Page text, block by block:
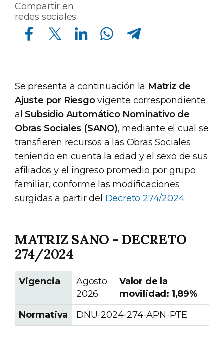
Compartir en
redes sociales
Compartir en Facebook Compartir en Twitter Compartir en Linkedin Compartir en Whatsapp Compartir en Telegram
Se presenta a continuación la Matriz de
Ajuste por Riesgovigente correspondiente
alSubsidio Automático Nominativo de
Obras Sociales (SANO), mediante el cual se
transfieren recursos a las Obras Sociales
teniendo en cuenta la edad y el sexo de sus
afiliados y el ingreso promedio por grupo
familiar, conforme las modificaciones
surgidas a partir del Decreto 274/2024
MATRIZ SANO - DECRETO
274/2024
Vigencia
Agosto
2026
Valor de la
movilidad: 1,89%
Normativa
DNU-2024-274-APN-PTE